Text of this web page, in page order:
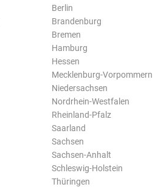
Berlin
Brandenburg
Bremen
Hamburg
Hessen
Mecklenburg-Vorpommern
Niedersachsen
Nordrhein-Westfalen
Rheinland-Pfalz
Saarland
Sachsen
Sachsen-Anhalt
Schleswig-Holstein
Thüringen